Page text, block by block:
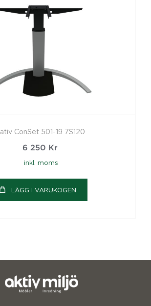
ConSet 501-19 7S120
6 250 Kr
inkl. moms
LÄGG I VARUKOGEN